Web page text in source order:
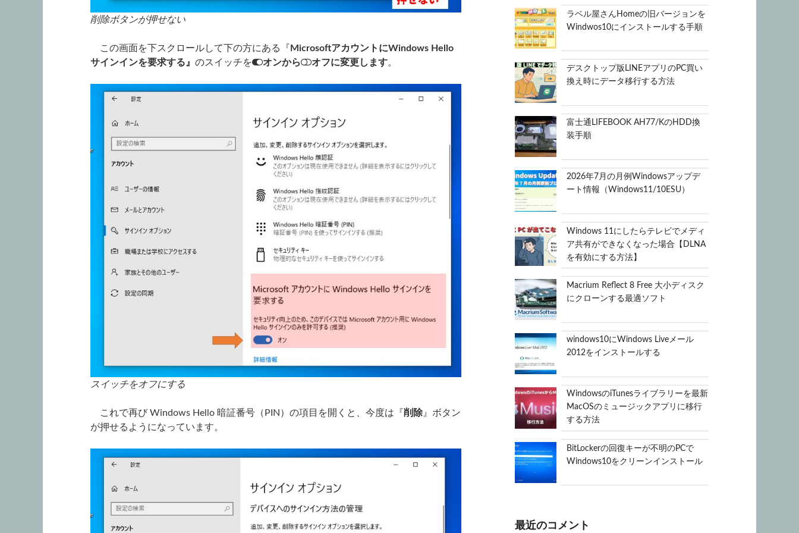
削除ボタンが押せない
この画面を下スクロールして下の方にある『 MicrosoftアカウントにWindows Hello
サインインを要求する』 のスイッチを オンから オフに変更します。
スイッチをオフにする
これで再び Windows Hello 暗証番号（PIN）の項目を開くと、今度は『 削除』ボタン
が押せるようになっています。
ラベル屋さんHomeの旧バージョンを
Windwos10にインストールする手順
デスクトップ版LINEアプリのPC買い
換え時にデータ移行する方法
富士通LIFEBOOK AH77/KのHDD換
装手順
2026年7月の月例Windowsアップデ
ート情報（Windows11/10ESU）
Windows 11にしたらテレビでメディ
ア共有ができなくなった場合【DLNA
を有効にする方法】
Macrium Reflect 8 Free 大小ディスク
にクローンする最適ソフト
windows10にWindows Liveメール
2012をインストールする
WindowsのiTunesライブラリーを最新
MacOSのミュージックアプリに移行
する方法
BitLockerの回復キーが不明のPCで
Windows10をクリーンインストール
最近のコメント